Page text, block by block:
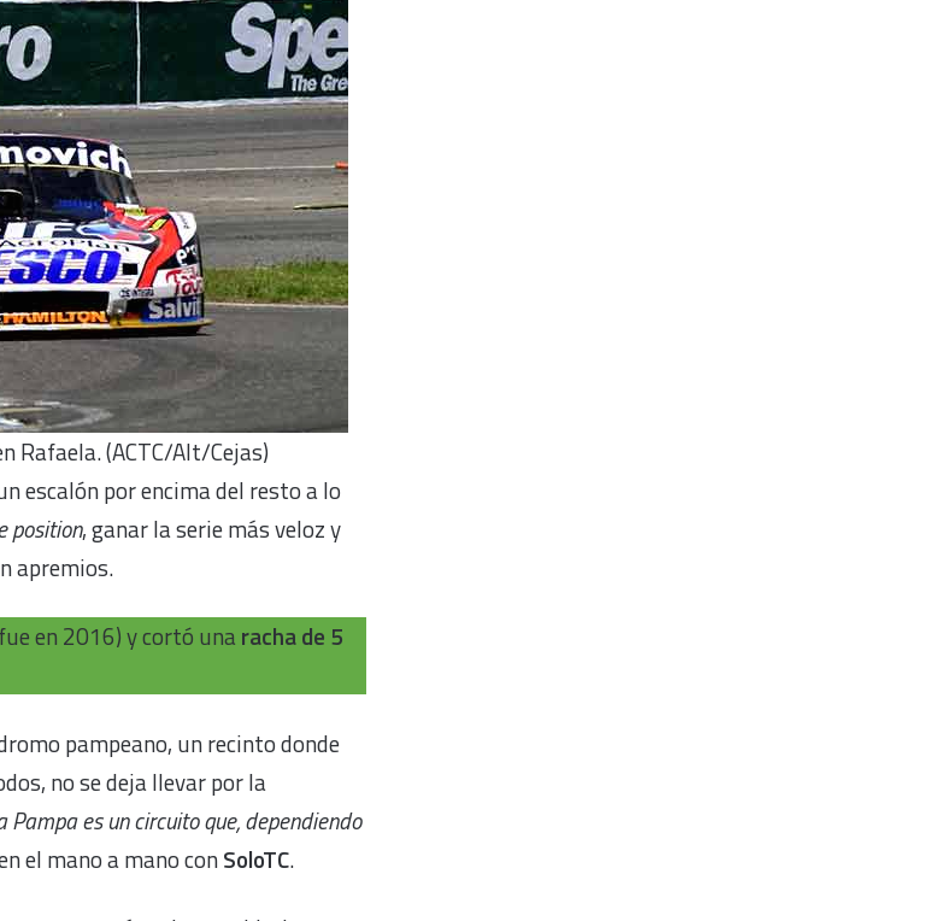
Rafaela. (ACTC/Alt/Cejas)
escalón por encima del resto a lo
position, ganar la serie más veloz y
apremios.
en 2016) y cortó una racha de 5
pampeano, un recinto donde
no se deja llevar por la
Pampa es un circuito que, dependiendo
el mano a mano conSoloTC.